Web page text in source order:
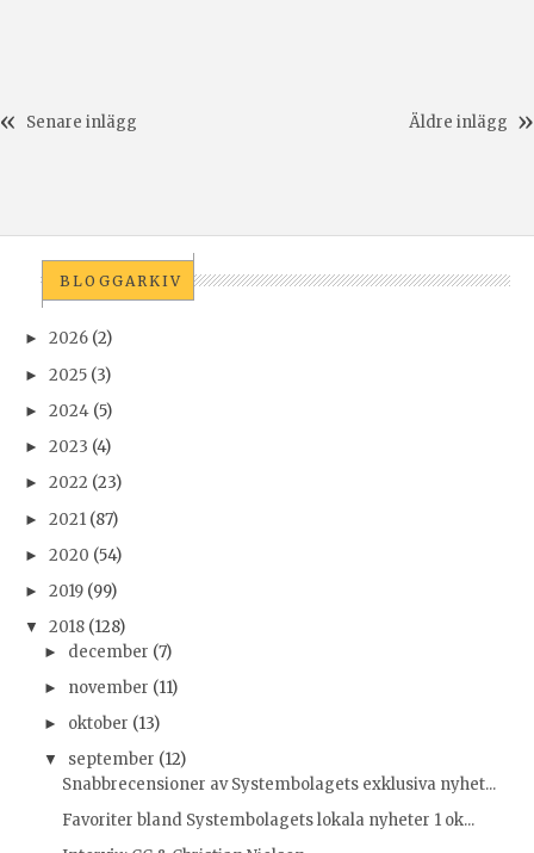
Senare inlägg Äldre inlägg
BLOGGARKIV
► 2026 (2)
► 2025 (3)
► 2024 (5)
► 2023 (4)
► 2022 (23)
► 2021 (87)
► 2020 (54)
► 2019 (99)
▼ 2018 (128)
► december (7)
► november (11)
► oktober (13)
▼ september (12)
Snabbrecensioner av Systembolagets exklusiva nyhet...
Favoriter bland Systembolagets lokala nyheter 1 ok...